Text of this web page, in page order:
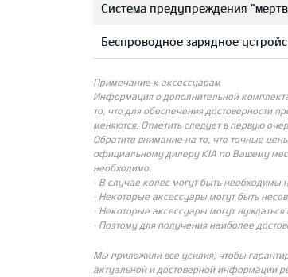
Система предупреждения
Беспроводное зарядное
Примечание к аксессуарам
Информация о дополнительной
то, что для обеспечения достоверности
меняются. Отметить следует в первую
Обратите внимание на то, что точные
официальному дилеру KIA по Вашему
необходимо.
· В случае колес могут быть
· Некоторые аксессуары могут быть
· Некоторые аксессуары могут
· Поэтому для получения наиболее
Мы приложили все усилия, чтобы
актуальной и достоверной информации